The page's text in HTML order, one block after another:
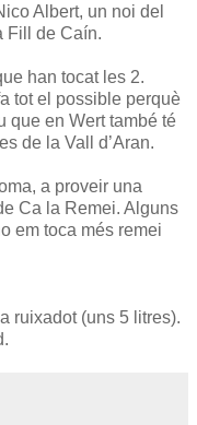
Albert, un noi del
Fill de Caín.
han tocat les 2.
tot el possible perquè
que en Wert també té
de la Vall d’Aran.
a proveir una
Ca la Remei. Alguns
em toca més remei
ruixadot (uns 5 litres).